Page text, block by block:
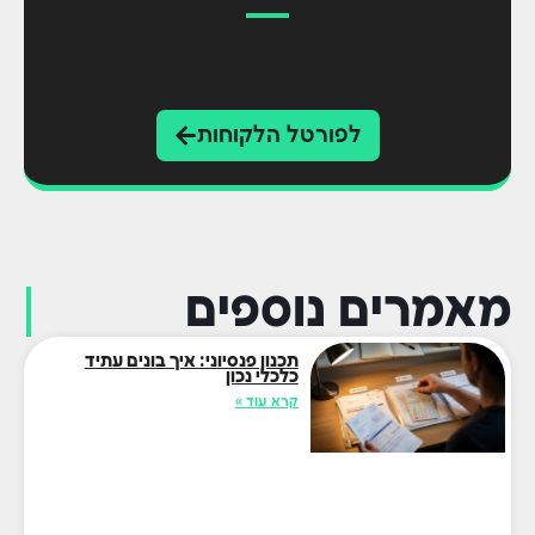
לפורטל הלקוחות
מאמרים נוספים
תכנון פנסיוני: איך בונים עתיד
כלכלי נכון
קרא עוד »